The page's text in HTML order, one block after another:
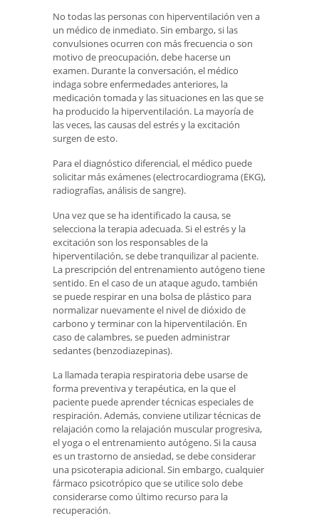
No todas las personas con hiperventilación ven a
un médico de inmediato. Sin embargo, si las
convulsiones ocurren con más frecuencia o son
motivo de preocupación, debe hacerse un
examen. Durante la conversación, el médico
indaga sobre enfermedades anteriores, la
medicación tomada y las situaciones en las que se
ha producido la hiperventilación. La mayoría de
las veces, las causas del estrés y la excitación
surgen de esto.
Para el diagnóstico diferencial, el médico puede
solicitar más exámenes (electrocardiograma (EKG),
radiografías, análisis de sangre).
Una vez que se ha identificado la causa, se
selecciona la terapia adecuada. Si el estrés y la
excitación son los responsables de la
hiperventilación, se debe tranquilizar al paciente.
La prescripción del entrenamiento autógeno tiene
sentido. En el caso de un ataque agudo, también
se puede respirar en una bolsa de plástico para
normalizar nuevamente el nivel de dióxido de
carbono y terminar con la hiperventilación. En
caso de calambres, se pueden administrar
sedantes (benzodiazepinas).
La llamada terapia respiratoria debe usarse de
forma preventiva y terapéutica, en la que el
paciente puede aprender técnicas especiales de
respiración. Además, conviene utilizar técnicas de
relajación como la relajación muscular progresiva,
el yoga o el entrenamiento autógeno. Si la causa
es un trastorno de ansiedad, se debe considerar
una psicoterapia adicional. Sin embargo, cualquier
fármaco psicotrópico que se utilice solo debe
considerarse como último recurso para la
recuperación.